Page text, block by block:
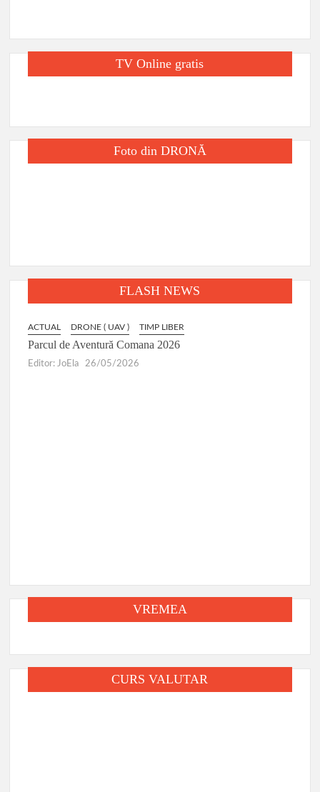
TV Online gratis
Foto din DRONĂ
FLASH NEWS
ACTUAL DRONE ( UAV ) TIMP LIBER
Parcul de Aventură Comana 2026
Editor: JoEla 26/05/2026
VREMEA
CURS VALUTAR